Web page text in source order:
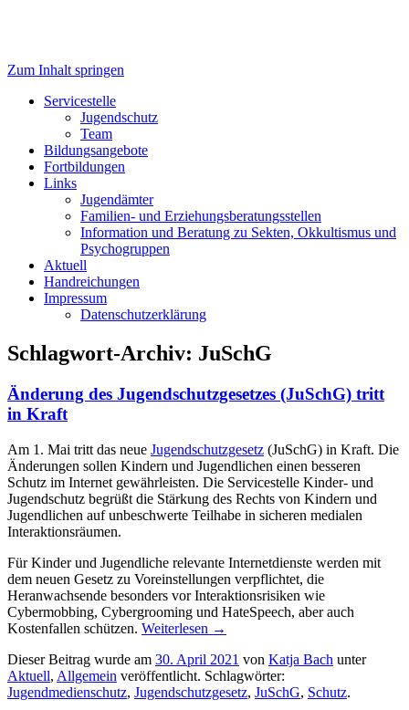
Servicestelle Kinder- und
Jugendschutz
Zum Inhalt springen
Servicestelle
Jugendschutz
Team
Bildungsangebote
Fortbildungen
Links
Jugendämter
Familien- und Erziehungsberatungsstellen
Information und Beratung zu Sekten, Okkultismus und
Psychogruppen
Aktuell
Handreichungen
Impressum
Datenschutzerklärung
Schlagwort-Archiv: JuSchG
Änderung des Jugendschutzgesetzes (JuSchG) tritt
in Kraft
Am 1. Mai tritt das neue Jugendschutzgesetz (JuSchG) in Kraft. Die
Änderungen sollen Kindern und Jugendlichen einen besseren
Schutz im Internet gewährleisten. Die Servicestelle Kinder- und
Jugendschutz begrüßt die Stärkung des Rechts von Kindern und
Jugendlichen auf unbeschwerte Teilhabe in sicheren medialen
Interaktionsräumen.
Für Kinder und Jugendliche relevante Internetdienste werden mit
dem neuen Gesetz zu Voreinstellungen verpflichtet, die
Heranwachsende besonders vor Interaktionsrisiken wie
Cybermobbing, Cybergrooming und HateSpeech, aber auch
Kostenfallen schützen. Weiterlesen →
Dieser Beitrag wurde am 30. April 2021 von Katja Bach unter
Aktuell, Allgemein veröffentlicht. Schlagwörter:
Jugendmedienschutz, Jugendschutzgesetz, JuSchG, Schutz.